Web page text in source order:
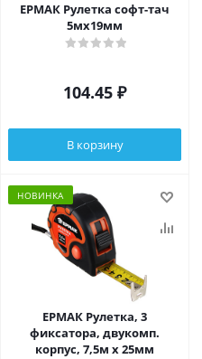
ЕРМАК Рулетка софт-тач
5мх19мм
104.45 ₽
В корзину
НОВИНКА
ЕРМАК Рулетка, 3
фиксатора, двукомп.
корпус, 7,5м х 25мм